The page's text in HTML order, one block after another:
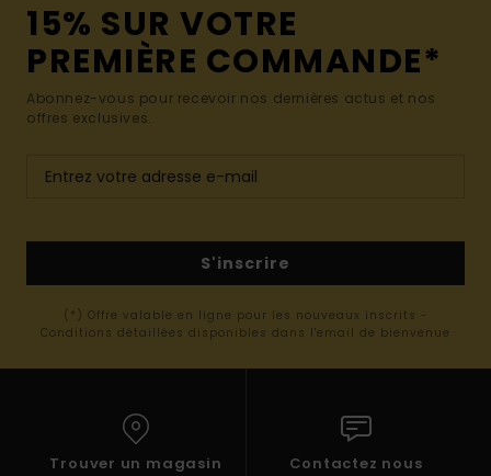
15% SUR VOTRE
PREMIÈRE COMMANDE*
Abonnez-vous pour recevoir nos dernières actus et nos
offres exclusives.
S'inscrire
(*) Offre valable en ligne pour les nouveaux inscrits -
Conditions détaillées disponibles dans l'email de bienvenue
Trouver un magasin Contactez nous